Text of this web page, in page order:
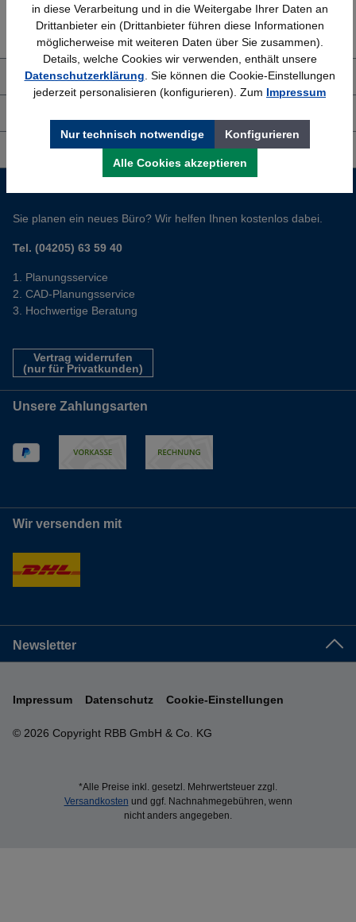
Erfahrung
Bewährt seit 1958
Kostenlose Beratung
(04205) 635940
Über uns
Informationen
Sie planen ein neues Büro? Wir helfen Ihnen kostenlos dabei.
Tel. (04205) 63 59 40
Planungsservice
CAD-Planungsservice
Hochwertige Beratung
Vertrag widerrufen
(nur für Privatkunden)
Unsere Zahlungsarten
Wir versenden mit
Newsletter
© 2026 Copyright RBB GmbH & Co. KG
Impressum Datenschutz Cookie-Einstellungen
*Alle Preise inkl. gesetzl. Mehrwertsteuer zzgl.
Versandkosten und ggf. Nachnahmegebühren, wenn
nicht anders angegeben.
in diese Verarbeitung und in die Weitergabe Ihrer Daten an
Drittanbieter ein (Drittanbieter führen diese Informationen
möglicherweise mit weiteren Daten über Sie zusammen).
Details, welche Cookies wir verwenden, enthält unsere
Datenschutzerklärung . Sie können die Cookie-Einstellungen
jederzeit personalisieren (konfigurieren). Zum Impressum
Nur technisch notwendige Konfigurieren
Alle Cookies akzeptieren